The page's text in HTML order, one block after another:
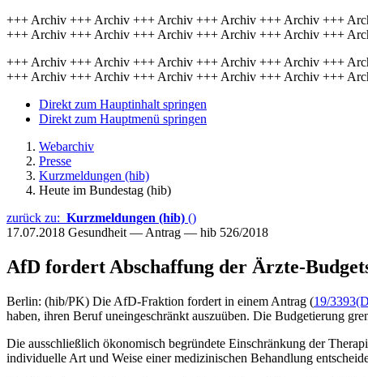
+++ Archiv +++ Archiv +++ Archiv +++ Archiv +++ Archiv +++
+++ Archiv +++ Archiv +++ Archiv +++ Archiv +++ Archiv +++
+++ Archiv +++ Archiv +++ Archiv +++ Archiv +++ Archiv +++
+++ Archiv +++ Archiv +++ Archiv +++ Archiv +++ Archiv +++
Direkt zum Hauptinhalt springen
Direkt zum Hauptmenü springen
Webarchiv
Presse
Kurzmeldungen (hib)
Heute im Bundestag (hib)
zurück zu: Kurzmeldungen (hib) ()
17.07.2018 Gesundheit — Antrag — hib 526/2018
AfD fordert Abschaffung der Ärzte-
Berlin: (hib/PK) Die AfD-Fraktion fordert in einem Antrag (19/3393
haben, ihren Beruf uneingeschränkt auszuüben. Die Budgetierung
Die ausschließlich ökonomisch begründete Einschränkung der
individuelle Art und Weise einer medizinischen Behandlung